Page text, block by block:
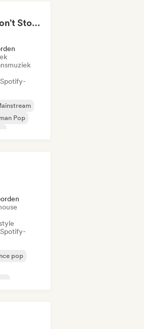
Cardio Club: Don't Stop! 💦
Pop
pop